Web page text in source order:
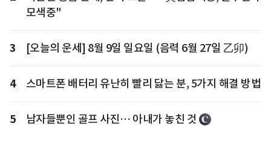
모색중"
3 [오늘의 운세] 8월 9일 일요일 (음력 6월 27일 乙卯)
4 스마트폰 배터리 유난히 빨리 닳는 분, 5가지 해결 방법
5 남자들뿐인 골프 사진… 아내가 놓친 것